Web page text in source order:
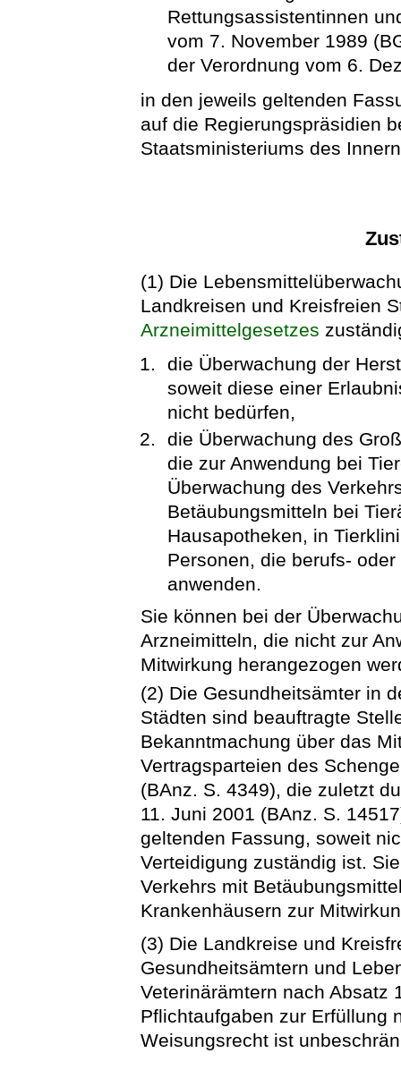
Rettungsassistentinnen
vom 7. November 1989
der Verordnung vom 6.
in den jeweils geltenden
auf die Regierungspräsidien
Staatsministeriums des
(1) Die
Landkreisen und Kreisfreien
Arzneimittelgesetzes
die Überwachung der
soweit diese einer
nicht bedürfen,
die Überwachung des
die zur Anwendung bei
Überwachung des
Betäubungsmitteln bei
Hausapotheken, in
Personen, die berufs-
anwenden.
Sie können bei der
Arzneimitteln, die nicht zur
Mitwirkung herangezogen
(2) Die Gesundheitsämter in
Städten sind beauftragte
Bekanntmachung über das
Vertragsparteien des
(BAnz. S. 4349), die zuletzt
11. Juni 2001 (BAnz. S.
geltenden Fassung, soweit
Verteidigung zuständig ist.
Verkehrs mit
Krankenhäusern zur
(3) Die Landkreise und
Gesundheitsämtern und
Veterinärämtern nach Absatz
Pflichtaufgaben zur Erfüllung
Weisungsrecht ist